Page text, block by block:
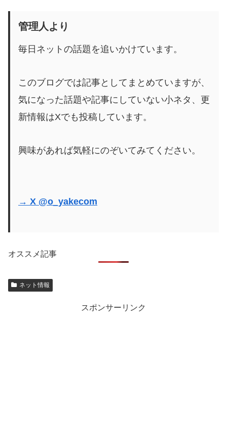
管理人より
毎日ネットの話題を追いかけています。
このブログでは記事としてまとめていますが、
気になった話題や記事にしていない小ネタ、更
新情報はXでも投稿しています。
興味があれば気軽にのぞいてみてください。
→ X @o_yakecom
オススメ記事
ネット情報
スポンサーリンク